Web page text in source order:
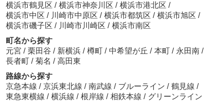
横浜市鶴見区 / 横浜市神奈川区 / 横浜市港北区 /
横浜市中区 / 川崎市中原区 / 横浜市都筑区 / 横浜市旭区 /
横浜市磯子区 / 川崎市川崎区 / 横浜市南区
町名から探す
元宮 / 栗田谷 / 新横浜 / 樽町 / 中希望が丘 / 本町 / 永田南 /
長者町 / 菊名 / 高田東
路線から探す
京急本線 / 京浜東北線 / 南武線 / ブルーライン / 鶴見線 /
東急東横線 / 横浜線 / 根岸線 / 相鉄本線 / グリーンライン